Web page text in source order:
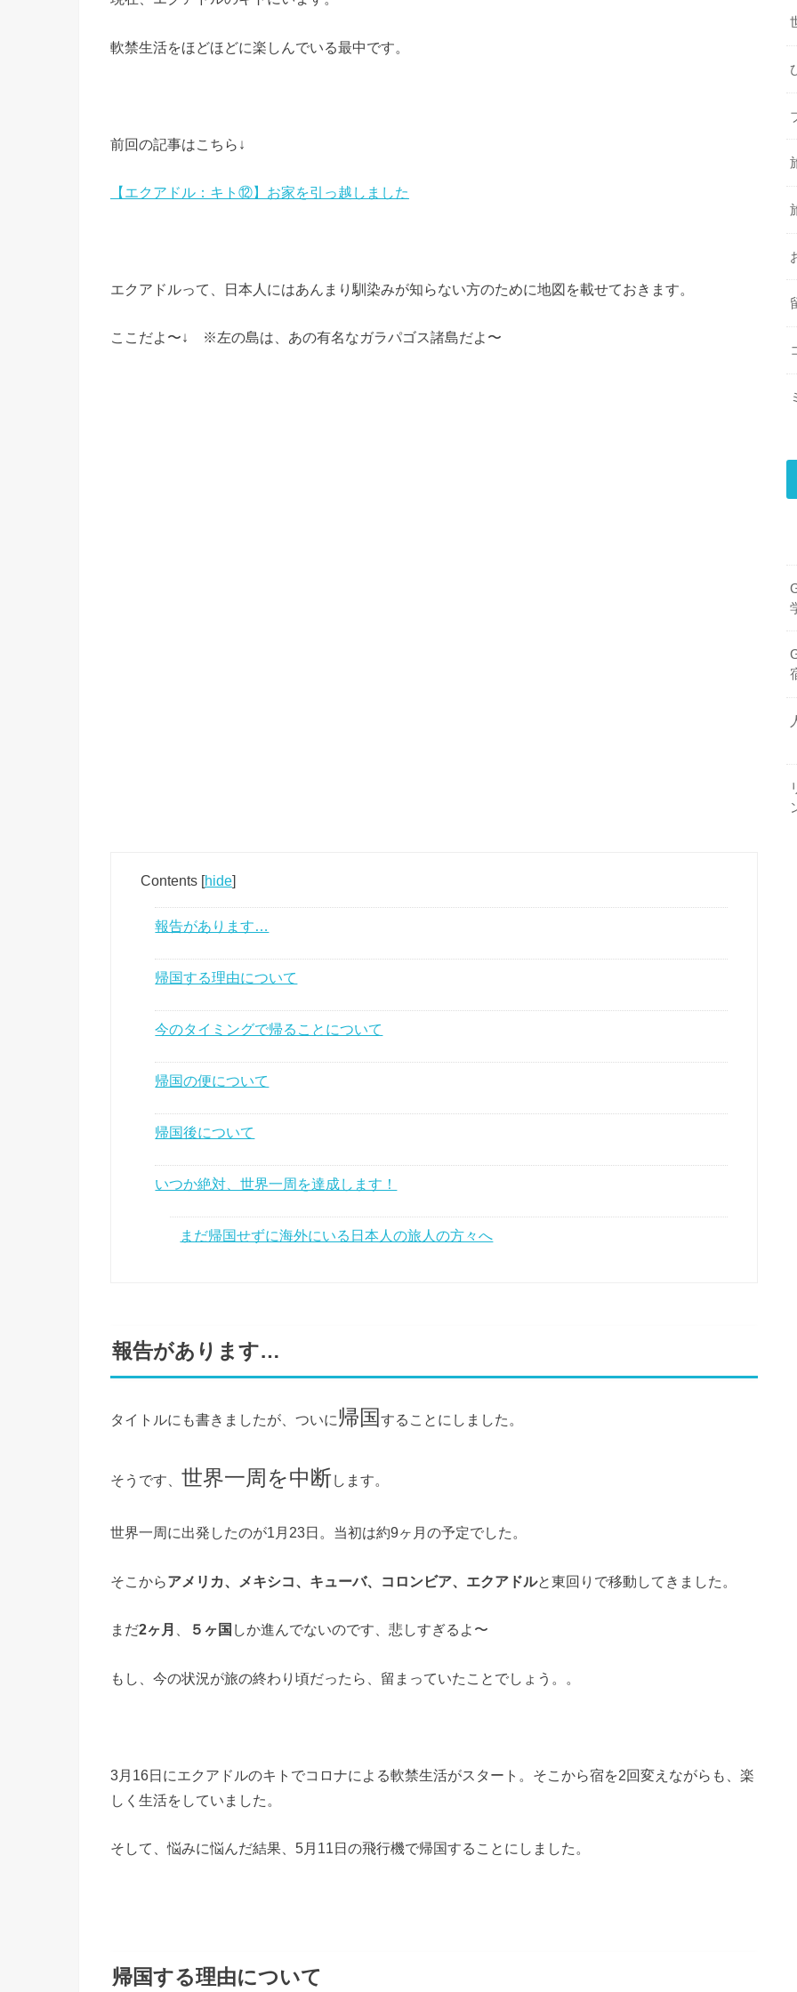
軟禁生活をほどほどに楽しんでいる最中です。
前回の記事はこちら↓
【エクアドル：キト⑫】お家を引っ越しました
エクアドルって、日本人にはあんまり馴染みが知らない方のために地図を載せておきます。
ここだよ〜↓ ※左の島は、あの有名なガラパゴス諸島だよ〜
Contents [hide]
報告があります…
帰国する理由について
今のタイミングで帰ることについて
帰国の便について
帰国後について
いつか絶対、世界一周を達成します！
まだ帰国せずに海外にいる日本人の旅人の方々へ
報告があります…
タイトルにも書きましたが、ついに帰国することにしました。
そうです、 世界一周を中断します。
世界一周に出発したのが1月23日。当初は約9ヶ月の予定でした。
そこからアメリカ、メキシコ、キューバ、コロンビア、エクアドルと東回りで移動してきました。
まだ2ヶ月 ５ヶ国 しか進んでないのです、悲しすぎるよ〜
もし、今の状況が旅の終わり頃だったら、留まっていたことでしょう。。
3月16日にエクアドルのキトでコロナによる軟禁生活がスタート。そこから宿を2回変えながらも、楽
しく生活をしていました。
そして、悩みに悩んだ結果、5月11日の飛行機で帰国することにしました。
帰国する理由について